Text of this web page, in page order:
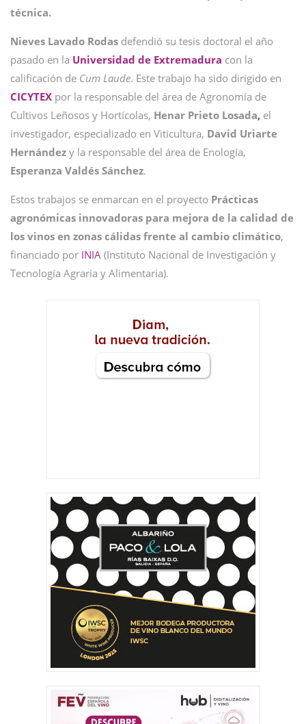
técnica.
Nieves Lavado Rodas defendió su tesis doctoral el año
pasado en la Universidad de Extremadura con la
calificación de Cum Laude. Este trabajo ha sido dirigido en
CICYTEX por la responsable del área de Agronomía de
Cultivos Leñosos y Hortícolas, Henar Prieto Losada, el
investigador, especializado en Viticultura, David Uriarte
Hernández y la responsable del área de Enología,
Esperanza Valdés Sánchez.
Estos trabajos se enmarcan en el proyecto Prácticas
agronómicas innovadoras para mejora de la calidad de
los vinos en zonas cálidas frente al cambio climático,
financiado por INIA (Instituto Nacional de Investigación y
Tecnología Agraria y Alimentaria).